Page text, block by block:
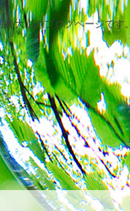
奥大山のブログページです。